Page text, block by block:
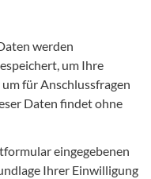
werden
um Ihre
für Anschlussfragen
Daten findet ohne
eingegebenen
Ihrer Einwilligung